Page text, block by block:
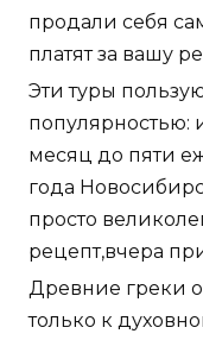
продали себя
платят за вашу
Эти туры
популярностью:
месяц до пяти
года
просто
рецепт,вчера
Древние греки
только к